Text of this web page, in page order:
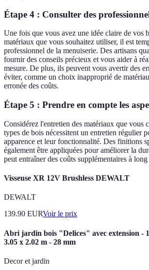
Étape 4 : Consulter des
Une fois que vous avez une idée claire de vos
matériaux que vous souhaitez utiliser, il est
professionnel de la menuiserie. Des artisans
fournir des conseils précieux et vous aider à
mesure. De plus, ils peuvent vous avertir des
éviter, comme un choix inapproprié de
erronée des coûts.
Étape 5 : Prendre en compte les
Considérez l'entretien des matériaux que vous
types de bois nécessitent un entretien régulier
apparence et leur fonctionnalité. Des finitions
également être appliquées pour améliorer la
peut entraîner des coûts supplémentaires à long
Visseuse XR 12V Brushless DEWALT
DEWALT
139.90 EURVoir le prix
Abri jardin bois "Delices" avec extension -
3.05 x 2.02 m - 28 mm
Decor et jardin